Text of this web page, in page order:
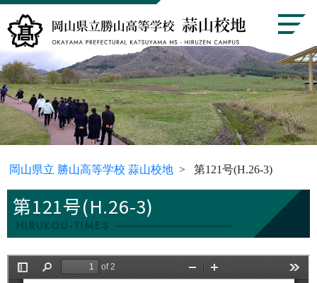
岡山県立 勝山高等学校 蒜山校地 第121号(H.26-3)
第121号(H.26-3)
HIRUKOU-TIMES